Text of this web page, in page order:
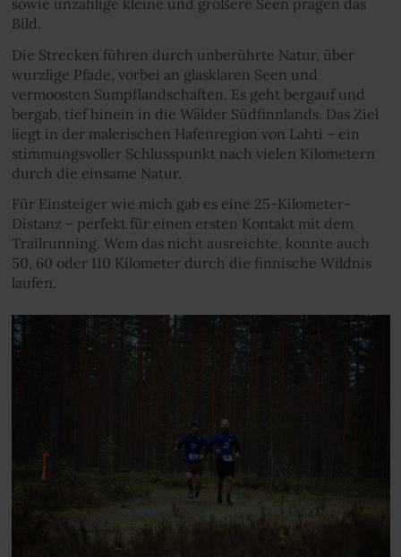
sowie unzählige kleine und größere Seen prägen das
Bild.
Die Strecken führen durch unberührte Natur, über
wurzlige Pfade, vorbei an glasklaren Seen und
vermoosten Sumpflandschaften. Es geht bergauf und
bergab, tief hinein in die Wälder Südfinnlands. Das Ziel
liegt in der malerischen Hafenregion von Lahti – ein
stimmungsvoller Schlusspunkt nach vielen Kilometern
durch die einsame Natur.
Für Einsteiger wie mich gab es eine 25-Kilometer-
Distanz – perfekt für einen ersten Kontakt mit dem
Trailrunning. Wem das nicht ausreichte, konnte auch
50, 60 oder 110 Kilometer durch die finnische Wildnis
laufen.